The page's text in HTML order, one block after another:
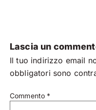
Lascia un
Il tuo indirizzo email
obbligatori sono
Commento *